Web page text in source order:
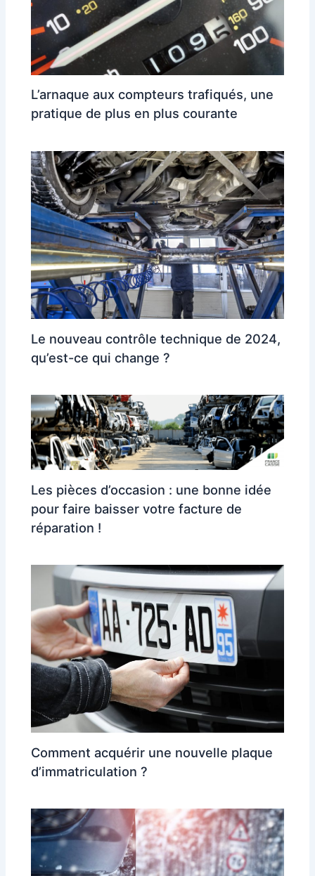
L’arnaque aux compteurs trafiqués, une
pratique de plus en plus courante
Le nouveau contrôle technique de 2024,
qu’est-ce qui change ?
Les pièces d’occasion : une bonne idée
pour faire baisser votre facture de
réparation !
Comment acquérir une nouvelle plaque
d’immatriculation ?